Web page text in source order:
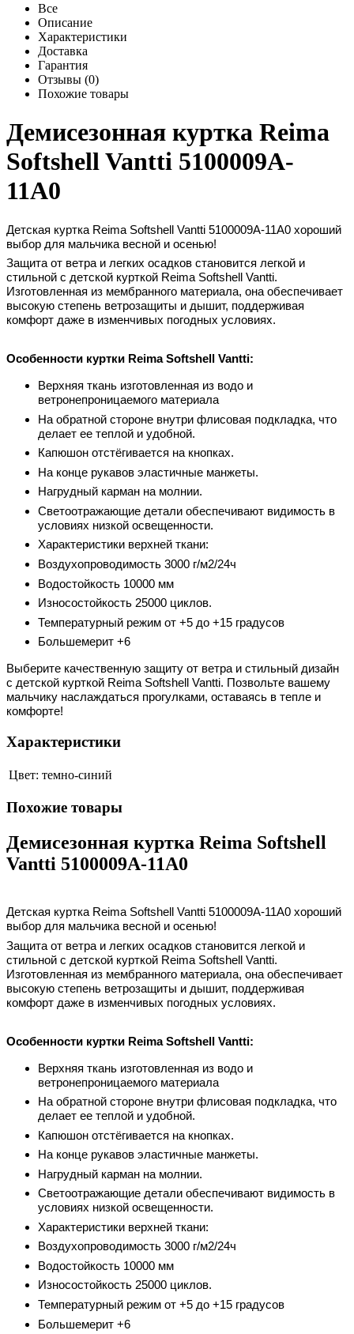
Все
Описание
Характеристики
Доставка
Гарантия
Отзывы (0)
Похожие товары
Демисезонная куртка Reima
Softshell Vantti 5100009A-
11A0
Детская куртка Reima Softshell Vantti 5100009A-11A0 хороший
выбор для мальчика весной и осенью!
Защита от ветра и легких осадков становится легкой и
стильной с детской курткой Reima Softshell Vantti.
Изготовленная из мембранного материала, она обеспечивает
высокую степень ветрозащиты и дышит, поддерживая
комфорт даже в изменчивых погодных условиях.
Особенности куртки Reima Softshell Vantti:
Верхняя ткань изготовленная из водо и
ветронепроницаемого материала
На обратной стороне внутри флисовая подкладка, что
делает ее теплой и удобной.
Капюшон отстёгивается на кнопках.
На конце рукавов эластичные манжеты.
Нагрудный карман на молнии.
Светоотражающие детали обеспечивают видимость в
условиях низкой освещенности.
Характеристики верхней ткани:
Воздухопроводимость 3000 г/м2/24ч
Водостойкость 10000 мм
Износостойкость 25000 циклов.
Температурный режим от +5 до +15 градусов
Большемерит +6
Выберите качественную защиту от ветра и стильный дизайн
с детской курткой Reima Softshell Vantti. Позвольте вашему
мальчику наслаждаться прогулками, оставаясь в тепле и
комфорте!
Характеристики
Цвет: темно-синий
Похожие товары
Демисезонная куртка Reima Softshell
Vantti 5100009A-11A0
Детская куртка Reima Softshell Vantti 5100009A-11A0 хороший
выбор для мальчика весной и осенью!
Защита от ветра и легких осадков становится легкой и
стильной с детской курткой Reima Softshell Vantti.
Изготовленная из мембранного материала, она обеспечивает
высокую степень ветрозащиты и дышит, поддерживая
комфорт даже в изменчивых погодных условиях.
Особенности куртки Reima Softshell Vantti:
Верхняя ткань изготовленная из водо и
ветронепроницаемого материала
На обратной стороне внутри флисовая подкладка, что
делает ее теплой и удобной.
Капюшон отстёгивается на кнопках.
На конце рукавов эластичные манжеты.
Нагрудный карман на молнии.
Светоотражающие детали обеспечивают видимость в
условиях низкой освещенности.
Характеристики верхней ткани:
Воздухопроводимость 3000 г/м2/24ч
Водостойкость 10000 мм
Износостойкость 25000 циклов.
Температурный режим от +5 до +15 градусов
Большемерит +6